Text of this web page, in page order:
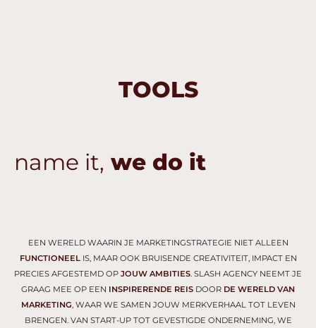
TOOLS
name it, we do it
EEN WERELD WAARIN JE MARKETINGSTRATEGIE NIET ALLEEN
FUNCTIONEELIS, MAAR OOK BRUISENDE CREATIVITEIT, IMPACT EN
PRECIES AFGESTEMD OP JOUW AMBITIES . SLASH AGENCY NEEMT JE
GRAAG MEE OP EEN INSPIRERENDE REIS DOOR DE WERELD VAN
MARKETING , WAAR WE SAMEN JOUW MERKVERHAAL TOT LEVEN
BRENGEN. VAN START-UP TOT GEVESTIGDE ONDERNEMING, WE